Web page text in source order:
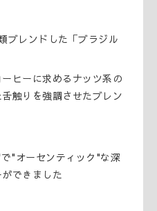
ブレンドした「ブラジル
ヒーに求めるナッツ系の
触りを強調させたブレン
"オーセンティック"な深
できました